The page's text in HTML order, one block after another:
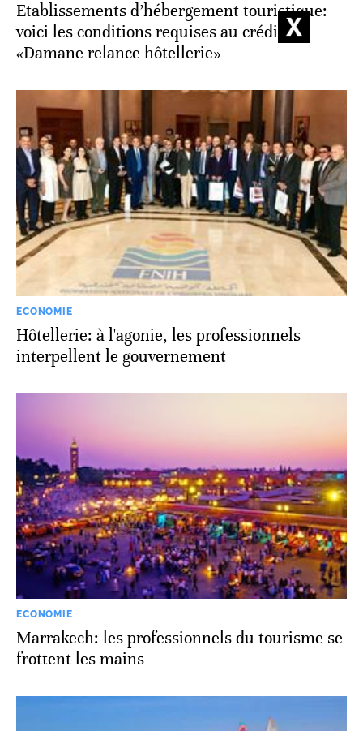
Etablissements d’hébergement touristique:
voici les conditions requises au crédit
«Damane relance hôtellerie»
ECONOMIE
Hôtellerie: à l'agonie, les professionnels
interpellent le gouvernement
ECONOMIE
Marrakech: les professionnels du tourisme se
frottent les mains